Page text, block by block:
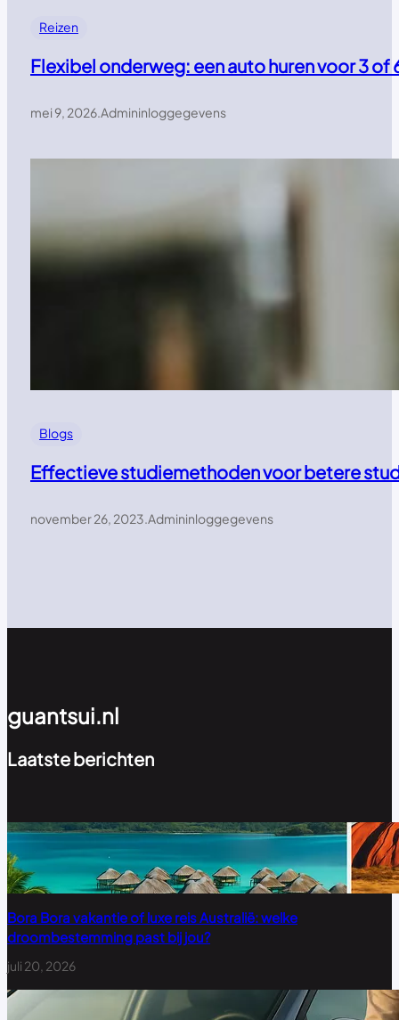
Reizen
Flexibel onderweg: een auto huren voor 3 of
mei 9, 2026.Admininloggegevens
Blogs
Effectieve studiemethoden voor betere
november 26, 2023.Admininloggegevens
guantsui.nl
Laatste berichten
Bora Bora vakantie of luxe reis Australië: welke
droombestemming past bij jou?
juli 20, 2026